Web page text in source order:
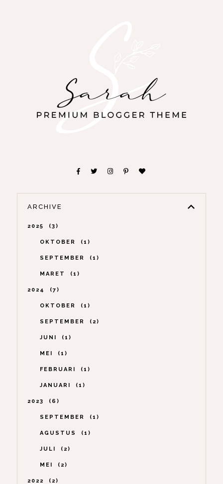
ARCHIVE
2025 3
OKTOBER 1
SEPTEMBER 1
MARET 1
2024 7
OKTOBER 1
SEPTEMBER 2
JUNI 1
MEI 1
FEBRUARI 1
JANUARI 1
2023 6
SEPTEMBER 1
AGUSTUS 1
JULI 2
MEI 2
2022 2